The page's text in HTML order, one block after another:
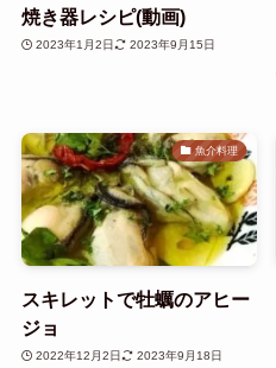
焼き器レシピ(動画)
2023年1月2日 2023年9月15日
魚介料理
スキレットで牡蠣のアヒー
ジョ
2022年12月2日 2023年9月18日